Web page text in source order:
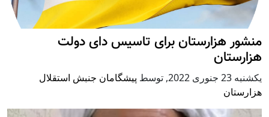
منشور هزارستان برای تاسیس دای دولت
هزارستان
يكشنبه 23 جنوری 2022 , توسط پیشگامان جنبش استقلال
هزارستان